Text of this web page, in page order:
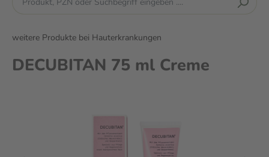
weitere Produkte bei Hauterkrankungen
DECUBITAN 75 ml Creme